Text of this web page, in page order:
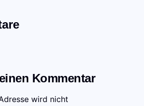
Kommentar
wird nicht